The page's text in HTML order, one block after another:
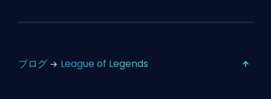
ブログ League of Legends